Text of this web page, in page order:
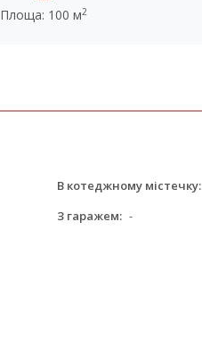
Площа: 100 м2
В котеджному містечку:
З гаражем: -